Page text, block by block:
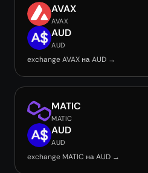
AVAX
AVAX
AUD
AUD
exchange AVAX на AUD →
MATIC
MATIC
AUD
AUD
exchange MATIC на AUD →